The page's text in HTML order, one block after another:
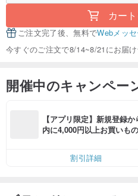
カー
ご注文完了後、無料でWebメッ
今すぐのご注文で8/14~8/21にお届
開催中のキャンペー
【アプリ限定】新規登録
内に4,000円以上お買いも
割引詳細